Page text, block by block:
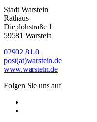
Stadt Warstein
Rathaus
Dieplohstraße 1
59581 Warstein
02902 81-0
post(at)warstein.de
www.warstein.de
Folgen Sie uns auf